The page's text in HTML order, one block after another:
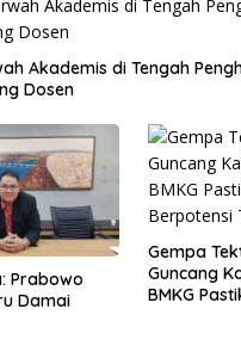
Akademis di Tengah
Dosen
Prabowo
Damai
Gempa
Guncang
BMKG